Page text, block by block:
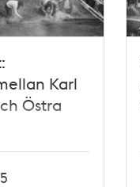
Karl
Östra